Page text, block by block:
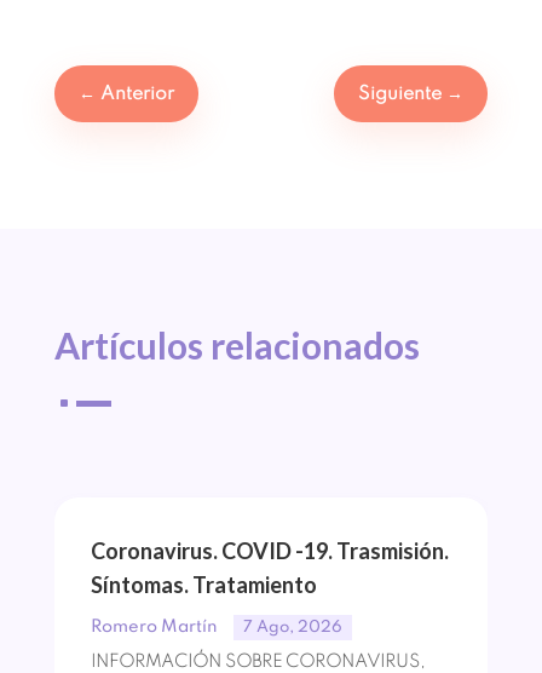
← Anterior Siguiente →
Artículos relacionados
^
Coronavirus. COVID -19. Trasmisión.
Síntomas. Tratamiento
Romero Martín 7 Ago, 2026
INFORMACIÓN SOBRE CORONAVIRUS,